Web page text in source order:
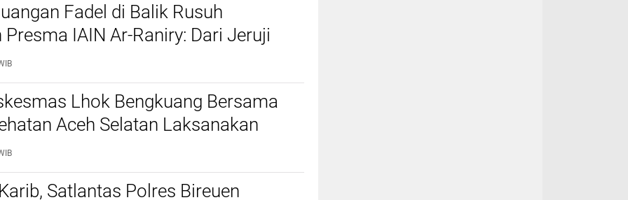
Fadel di Balik Rusuh
Presma IAIN Ar-Raniry: Dari Jeruji
Putusan Bebas
Lhok Bengkuang Bersama
Aceh Selatan Laksanakan
Kesehatan PROLANIS Diabetes
Hipertensi
Satlantas Polres Bireuen